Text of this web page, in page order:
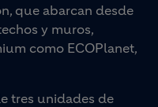
que abarcan desde
y muros,
como ECOPlanet,
tres unidades de